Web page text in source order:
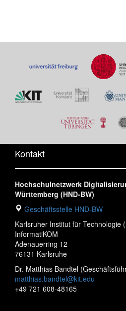
Kontakt
Hochschulnetzwerk
Württemberg (HND-BW)
Geschäftsstelle HND-BW
Karlsruher Institut für Technologie
InformatiKOM
Adenauerring 12
76131 Karlsruhe
Dr. Matthias Bandtel
matthias.bandtel@kit.edu
+49 721 608-48165